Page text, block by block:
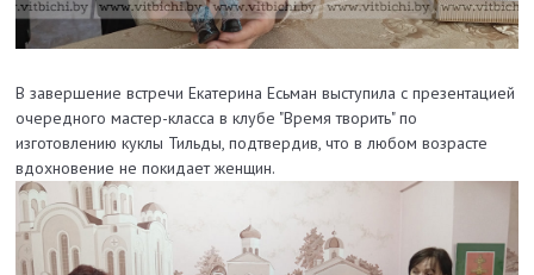
В завершение встречи Екатерина Есьман выступила с презентацией
очередного мастер-класса в клубе "Время творить" по
изготовлению куклы Тильды, подтвердив, что в любом возрасте
вдохновение не покидает женщин.